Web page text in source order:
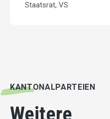
Staatsrat, VS
KANTONALPARTEIEN
Weitere